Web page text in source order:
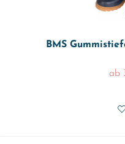
BMS
ab